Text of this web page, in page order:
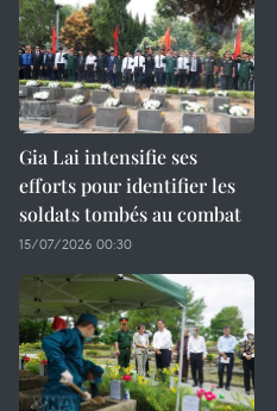
Gia Lai intensifie ses
efforts pour identifier les
soldats tombés au combat
15/07/2026 00:30